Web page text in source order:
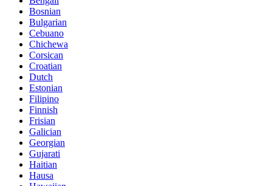
Bosnian
Bulgarian
Cebuano
Chichewa
Corsican
Croatian
Dutch
Estonian
Filipino
Finnish
Frisian
Galician
Georgian
Gujarati
Haitian
Hausa